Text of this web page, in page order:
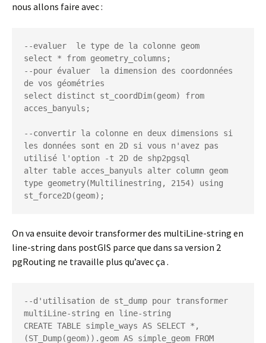
nous allons faire avec :
--evaluer  le type de la colonne geom
select * from geometry_columns;
--pour évaluer  la dimension des coordonnées
de vos géométries
select distinct st_coordDim(geom) from
acces_banyuls;
--convertir la colonne en deux dimensions si
les données sont en 2D si vous n'avez pas
utilisé l'option -t 2D de shp2pgsql
alter table acces_banyuls alter column geom
type geometry(Multilinestring, 2154) using
st_force2D(geom);
On va ensuite devoir transformer des multiLine-string en
line-string dans postGIS parce que dans sa version 2
pgRouting ne travaille plus qu’avec ça .
--d'utilisation de st_dump pour transformer
multiLine-string en line-string
CREATE TABLE simple_ways AS SELECT *,
(ST_Dump(geom)).geom AS simple_geom FROM